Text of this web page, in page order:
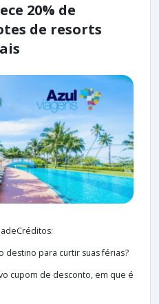
20% de
de resorts
destino para curtir suas férias?
cupom de desconto, em que é